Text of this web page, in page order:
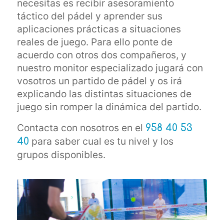
necesitas es recibir asesoramiento
táctico del pádel y aprender sus
aplicaciones prácticas a situaciones
reales de juego. Para ello ponte de
acuerdo con otros dos compañeros, y
nuestro monitor especializado jugará con
vosotros un partido de pádel y os irá
explicando las distintas situaciones de
juego sin romper la dinámica del partido.
Contacta con nosotros en el 958 40 53
40 para saber cual es tu nivel y los
grupos disponibles.